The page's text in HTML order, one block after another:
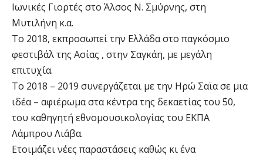
Ιωνικές Γιορτές στο Άλσος Ν. Σμύρνης, στη
Μυτιλήνη κ.α.
Το 2018, εκπροσωπεί την Ελλάδα στο παγκόσμιο
φεστιβάλ της Ασίας , στην Σαγκάη, με μεγάλη
επιτυχία.
Το 2018 – 2019 συνεργάζεται με την Ηρώ Σαϊα σε μια
ιδέα – αφιέρωμα στα κέντρα της δεκαετίας του ΄50,
του καθηγητή εθνομουσικολογίας του ΕΚΠΑ
Λάμπρου Λιάβα.
Ετοιμάζει νέες παραστάσεις καθώς κι ένα